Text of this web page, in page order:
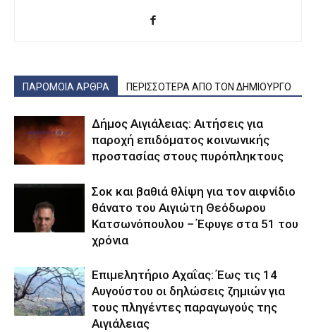
ΠΑΡΟΜΟΙΑ ΑΡΘΡΑ ΠΕΡΙΣΣΟΤΕΡΑ ΑΠΟ ΤΟΝ ΔΗΜΙΟΥΡΓΟ
Δήμος Αιγιάλειας: Αιτήσεις για
παροχή επιδόματος κοινωνικής
προστασίας στους πυρόπληκτους
Σοκ και βαθιά θλίψη για τον αιφνίδιο
θάνατο του Αιγιώτη Θεόδωρου
Κατσωνόπουλου – Έφυγε στα 51 του
χρόνια
Επιμελητήριο Αχαΐας: Έως τις 14
Αυγούστου οι δηλώσεις ζημιών για
τους πληγέντες παραγωγούς της
Αιγιάλειας